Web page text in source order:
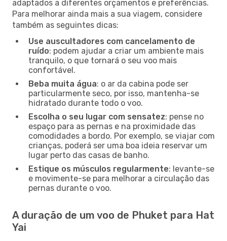
adaptados a diferentes orçamentos e preferências.
Para melhorar ainda mais a sua viagem, considere
também as seguintes dicas:
Use auscultadores com cancelamento de
ruído: podem ajudar a criar um ambiente mais
tranquilo, o que tornará o seu voo mais
confortável.
Beba muita água: o ar da cabina pode ser
particularmente seco, por isso, mantenha-se
hidratado durante todo o voo.
Escolha o seu lugar com sensatez: pense no
espaço para as pernas e na proximidade das
comodidades a bordo. Por exemplo, se viajar com
crianças, poderá ser uma boa ideia reservar um
lugar perto das casas de banho.
Estique os músculos regularmente: levante-se
e movimente-se para melhorar a circulação das
pernas durante o voo.
A duração de um voo de Phuket para Hat
Yai